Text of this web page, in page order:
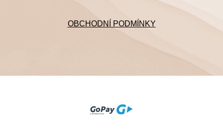
OBCHODNÍ PODMÍNKY